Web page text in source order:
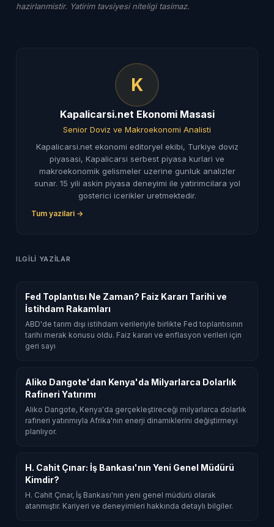
hazirlanmistir. Yatirim tavsiyesi niteligi tasimaz.
K
Kapalicarsi.net Ekonomi Masasi
Senior Doviz ve Makroekonomi Analisti
Kapalicarsi.net ekonomi editoryel ekibi, Turkiye doviz
piyasasi, Kapalicarsi serbest piyasa kurlari ve
makroekonomik gelismeler uzerine gunluk analizler
sunar. 15 yili askin piyasa deneyimi ile yatirimcilara yol
gosterici icerikler uretmektedir.
Tum yazilari →
ILGILI YAZILAR
Fed Toplantısı Ne Zaman? Faiz Kararı Tarihi ve
İstihdam Rakamları
ABD'de tarım dışı istihdam verileriyle birlikte Fed toplantısının
tarihi merak konusu oldu. Faiz kararı ve enflasyon verileri için
geri sayı
Aliko Dangote'dan Kenya'da Milyarlarca Dolarlık
Rafineri Yatırımı
Aliko Dangote, Kenya'da gerçekleştireceği milyarlarca dolarlık
rafineri yatırımıyla Afrika'nın enerji dinamiklerini değiştirmeyi
planlıyor.
H. Cahit Çınar: İş Bankası'nın Yeni Genel Müdürü
Kimdir?
H. Cahit Çınar, İş Bankası'nın yeni genel müdürü olarak
atanmıştır. Kariyeri ve deneyimleri hakkında detaylı bilgiler.